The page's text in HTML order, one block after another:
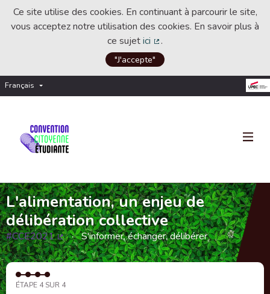
Ce site utilise des cookies. En continuant à parcourir le site,
vous acceptez notre utilisation des cookies. En savoir plus à
ce sujetici
(Lien externe)
.
"J'accepte"
Français Choisir la langue
L'alimentation, un enjeu de
délibération collective
#CCE2021
(Lien externe)
S'informer, échanger, délibérer
ÉTAPE 4 SUR 4